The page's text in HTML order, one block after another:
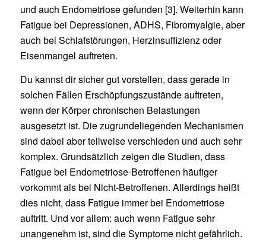
und auch Endometriose gefunden [3]. Weiterhin kann
Fatigue bei Depressionen, ADHS, Fibromyalgie, aber
auch bei Schlafstörungen, Herzinsuffizienz oder
Eisenmangel auftreten.
Du kannst dir sicher gut vorstellen, dass gerade in
solchen Fällen Erschöpfungszustände auftreten,
wenn der Körper chronischen Belastungen
ausgesetzt ist. Die zugrundeliegenden Mechanismen
sind dabei aber teilweise verschieden und auch sehr
komplex. Grundsätzlich zeigen die Studien, dass
Fatigue bei Endometriose-Betroffenen häufiger
vorkommt als bei Nicht-Betroffenen. Allerdings heißt
dies nicht, dass Fatigue immer bei Endometriose
auftritt. Und vor allem: auch wenn Fatigue sehr
unangenehm ist, sind die Symptome nicht gefährlich.